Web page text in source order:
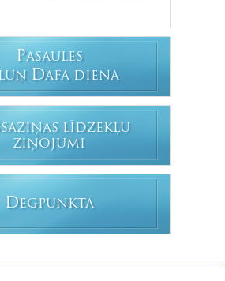
PASAULES
DAFA DIENA
LĪDZEKĻU
ZIŅOJUMI
DEGPUNKTĀ